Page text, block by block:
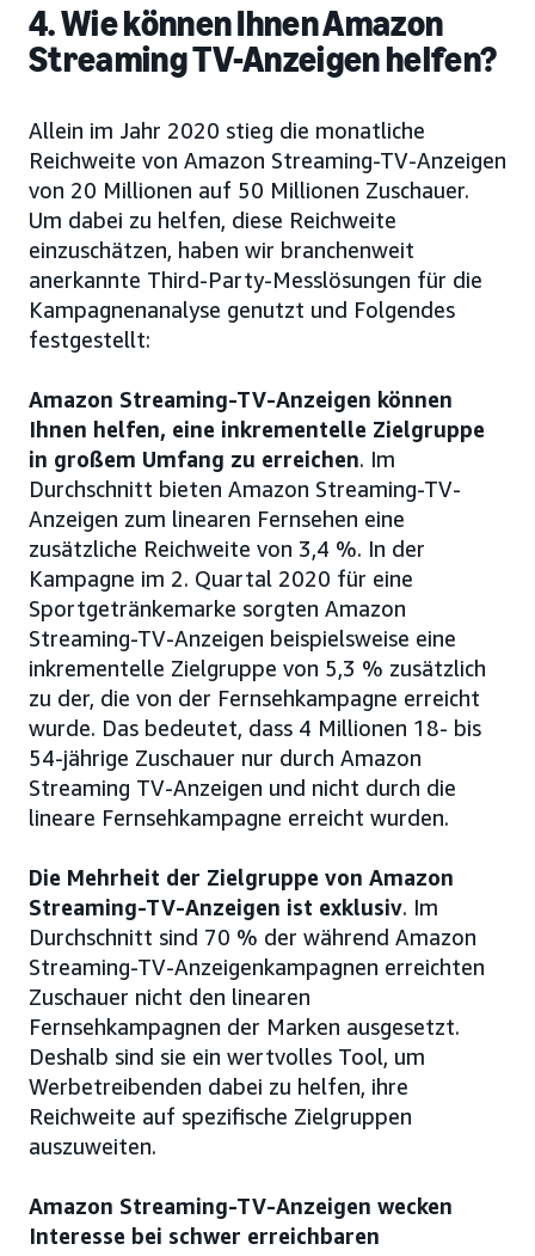
4. Wie können Ihnen Amazon
Streaming TV-Anzeigen helfen?
Allein im Jahr 2020 stieg die monatliche
Reichweite von Amazon Streaming-TV-Anzeigen
von 20 Millionen auf 50 Millionen Zuschauer.
Um dabei zu helfen, diese Reichweite
einzuschätzen, haben wir branchenweit
anerkannte Third-Party-Messlösungen für die
Kampagnenanalyse genutzt und Folgendes
festgestellt:
Amazon Streaming-TV-Anzeigen können
Ihnen helfen, eine inkrementelle Zielgruppe
in großem Umfang zu erreichen. Im
Durchschnitt bieten Amazon Streaming-TV-
Anzeigen zum linearen Fernsehen eine
zusätzliche Reichweite von 3,4 %. In der
Kampagne im 2. Quartal 2020 für eine
Sportgetränkemarke sorgten Amazon
Streaming-TV-Anzeigen beispielsweise eine
inkrementelle Zielgruppe von 5,3 % zusätzlich
zu der, die von der Fernsehkampagne erreicht
wurde. Das bedeutet, dass 4 Millionen 18- bis
54-jährige Zuschauer nur durch Amazon
Streaming TV-Anzeigen und nicht durch die
lineare Fernsehkampagne erreicht wurden.
Die Mehrheit der Zielgruppe von Amazon
Streaming-TV-Anzeigen ist exklusiv. Im
Durchschnitt sind 70 % der während Amazon
Streaming-TV-Anzeigenkampagnen erreichten
Zuschauer nicht den linearen
Fernsehkampagnen der Marken ausgesetzt.
Deshalb sind sie ein wertvolles Tool, um
Werbetreibenden dabei zu helfen, ihre
Reichweite auf spezifische Zielgruppen
auszuweiten.
Amazon Streaming-TV-Anzeigen wecken
Interesse bei schwer erreichbaren